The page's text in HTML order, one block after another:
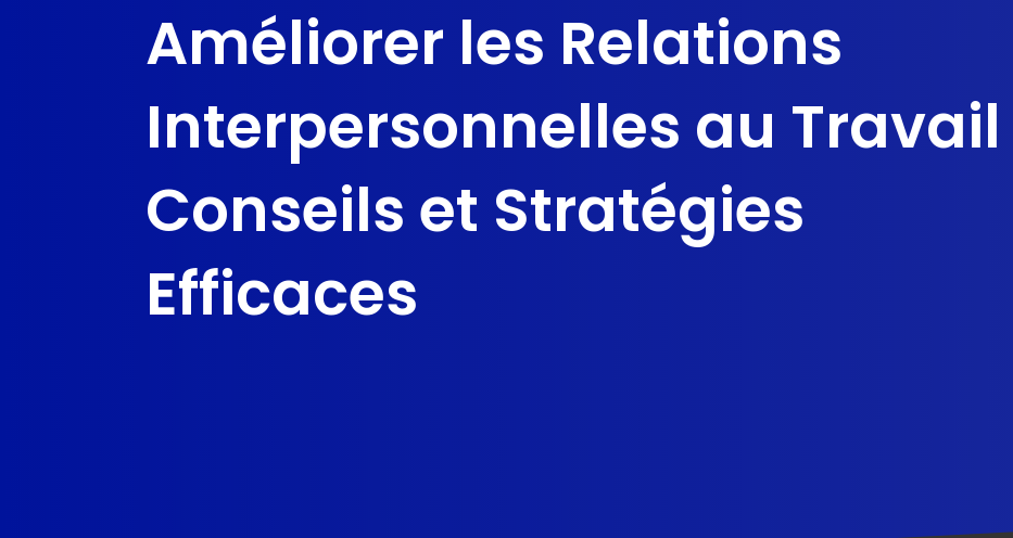
Améliorer les Relations
Interpersonnelles au Travail
Conseils et Stratégies
Efficaces